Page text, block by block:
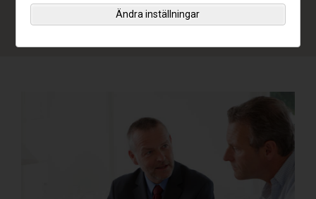
i den här branschen.
Ändra inställningar